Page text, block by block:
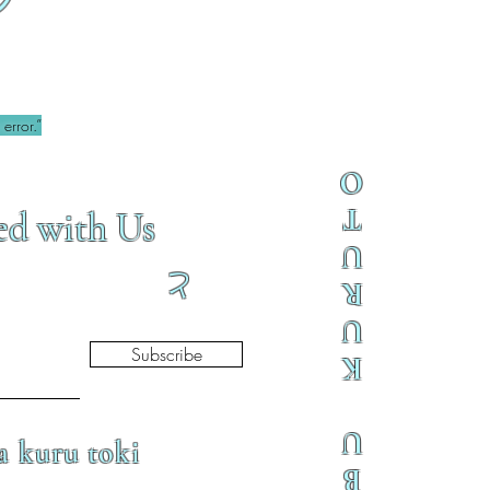
with Us
と
Subscribe
kuru toki
B
U
K
U
R
U
T
O